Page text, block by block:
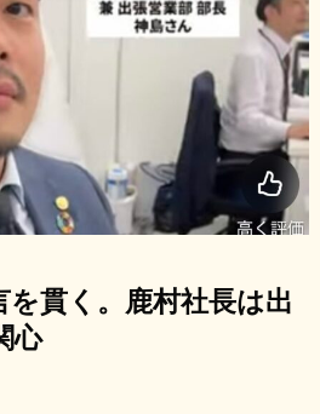
を貫く。鹿村社長は出
心